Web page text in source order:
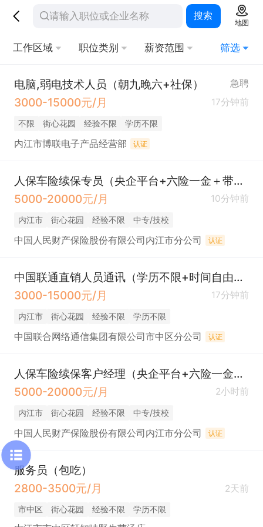
搜索
地图
工作区域 职位类别 薪资范围 筛选
电脑,弱电技术人员（朝九晚六+社保） 急聘
3000-15000元/月 17分钟前
不限 街心花园 经验不限 学历不限
内江市博联电子产品经营部 认证
人保车险续保专员（央企平台+六险一金＋带薪年假＋双休＋年终奖＋餐补＋下午茶）
5000-20000元/月
10分钟前
内江市 街心花园 经验不限 中专/技校
中国人民财产保险股份有限公司内江市分公司 认证
中国联通直销人员通讯（学历不限+时间自由+提成）
3000-15000元/月
17分钟前
内江市 街心花园 经验不限 学历不限
中国联合网络通信集团有限公司市中区分公司 认证
人保车险续保客户经理（央企平台+六险一金＋带薪年假＋双休＋年终奖＋伙食补助＋下午茶）
5000-20000元/月
2小时前
内江市 街心花园 经验不限 中专/技校
中国人民财产保险股份有限公司内江市分公司 认证
服务员（包吃）
2800-3500元/月
2天前
市中区 街心花园 经验不限 学历不限